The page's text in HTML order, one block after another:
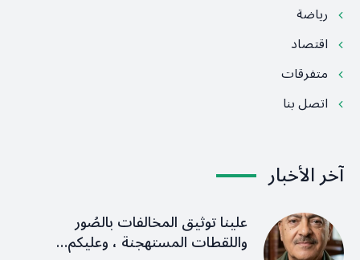
رياضة
اقتصاد
متفرقات
اتصل بنا
آخر الأخبار
علينا توثيق المخالفات بالصُور
واللقطات المستهجنة ، وعليكم…